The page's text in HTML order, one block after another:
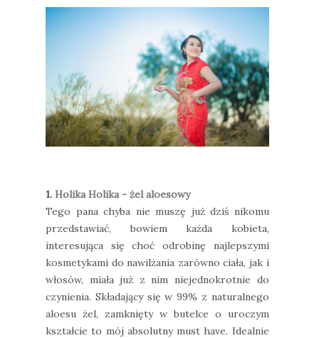
1. Holika Holika - żel aloesowy
Tego pana chyba nie muszę już dziś nikomu
przedstawiać, bowiem każda kobieta,
interesująca się choć odrobinę najlepszymi
kosmetykami do nawilżania zarówno ciała, jak i
włosów, miała już z nim niejednokrotnie do
czynienia. Składający się w 99% z naturalnego
aloesu żel, zamknięty w butelce o uroczym
kształcie to mój absolutny must have. Idealnie